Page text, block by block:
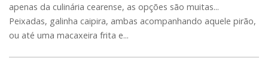
apenas da culinária cearense, as opções são muitas...
Peixadas, galinha caipira, ambas acompanhando aquele pirão,
ou até uma macaxeira frita e...